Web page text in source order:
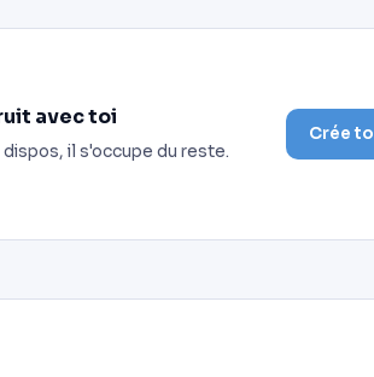
avec toi
il s'occupe du reste.
Crée